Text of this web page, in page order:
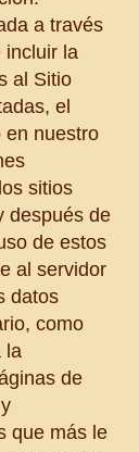
a través
incluir la
al Sitio
el
en nuestro
sitios
después de
de estos
al servidor
datos
como
la
de
que más le